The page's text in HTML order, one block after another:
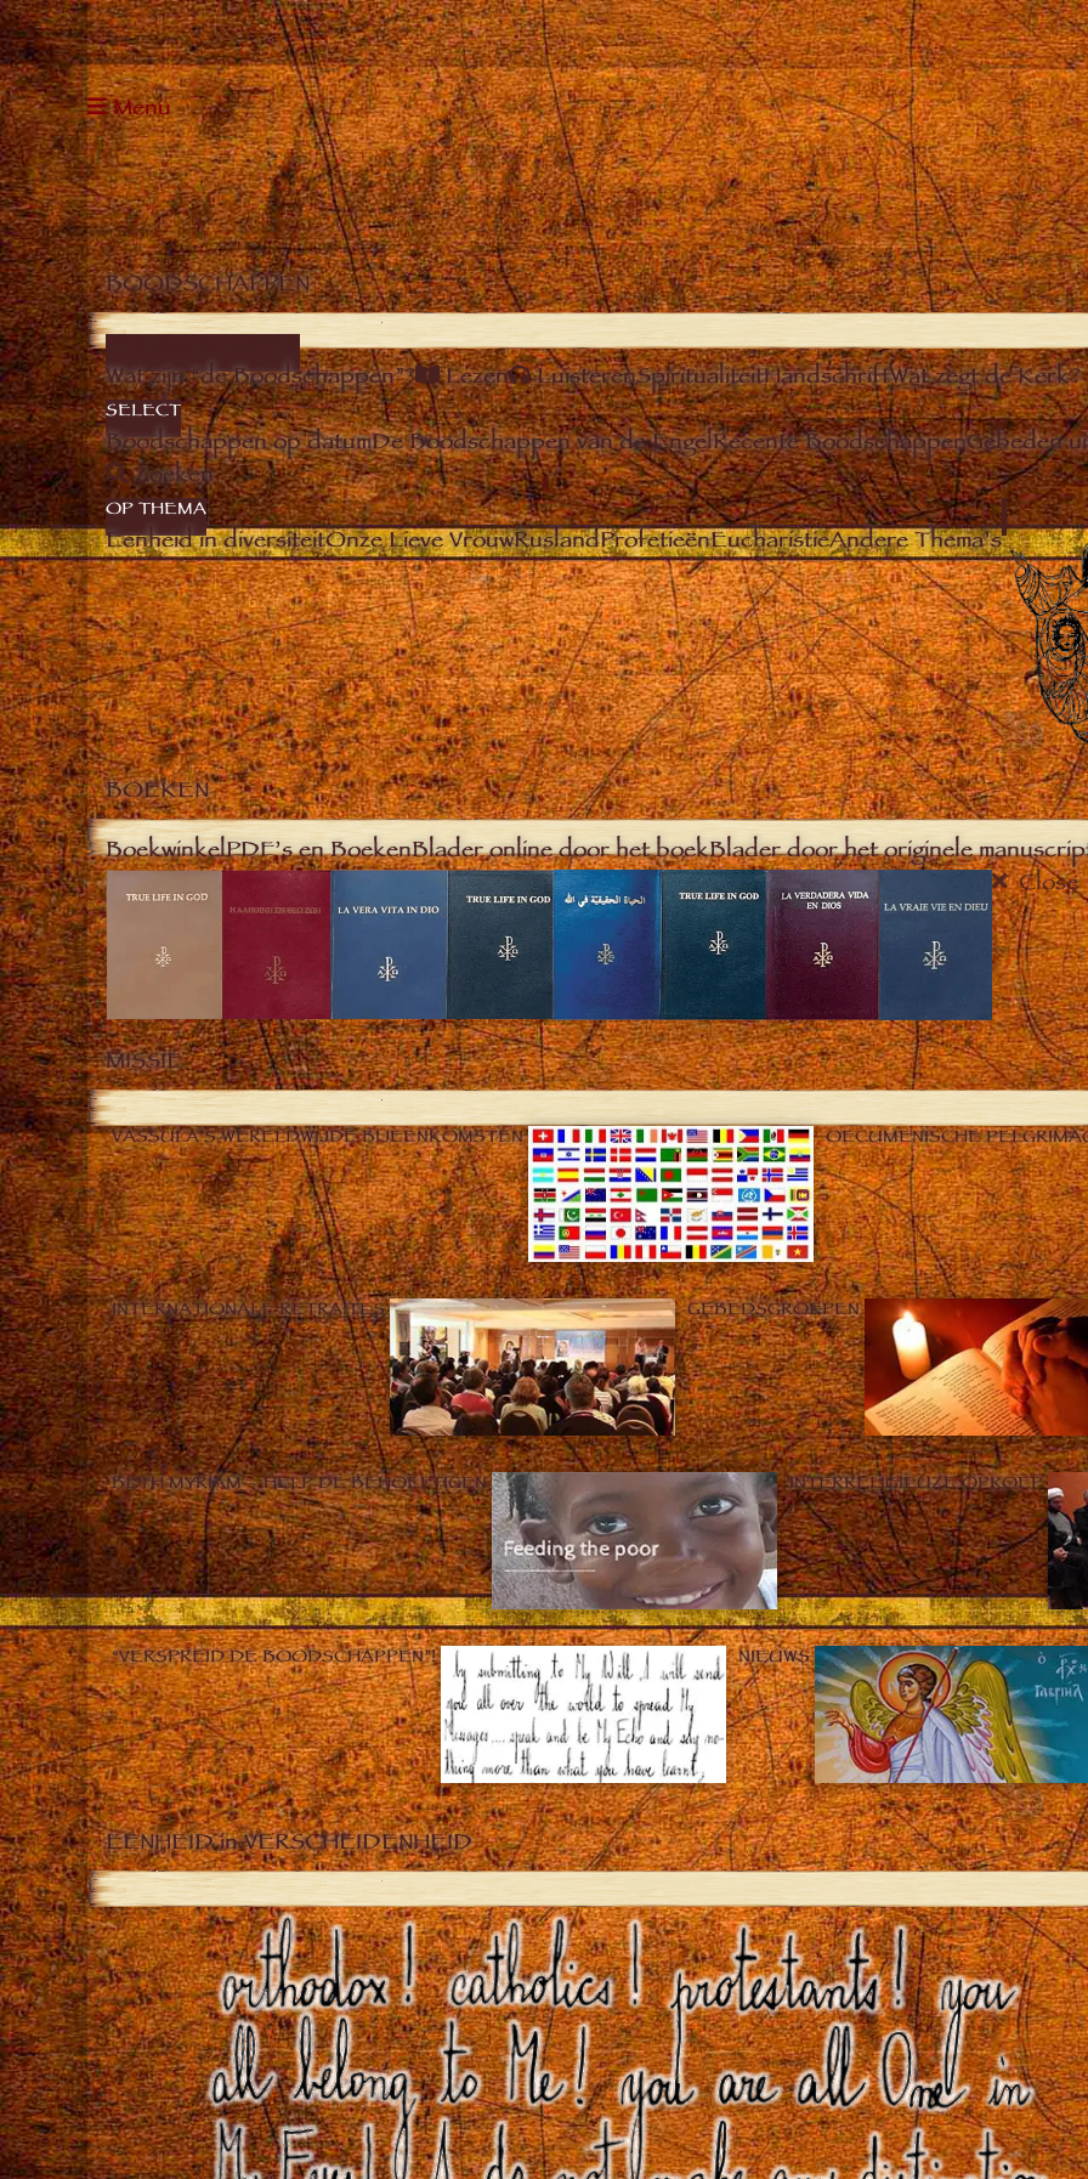
Menu
BOODSCHAPPEN
Wat zijn “de Boodschappen”? Lezen LuisterenSpiritualiteitHandschriftWat zegt de Kerk?
SELECT
Boodschappen op datumDe Boodschappen van de EngelRecente BoodschappenGebeden
Zoeken
OP THEMA
Eenheid in diversiteitOnze Lieve VrouwRuslandProfetieënEucharistieAndere Thema’s
BOEKEN
BoekwinkelPDF’s en BoekenBlader online door het boekBlader door het originele
Close
MISSIE
VASSULA’S WERELDWIJDE BIJEENKOMSTEN OECUMENISCHE
INTERNATIONALE RETRAITES GEBEDSGROEPEN
BETH MYRIAM – HELP DE BEHOEFTIGEN INTERRELIGIEUZE OPROEP
“VERSPREID DE BOODSCHAPPEN”! NIEUWS
EENHEID in VERSCHEIDENHEID